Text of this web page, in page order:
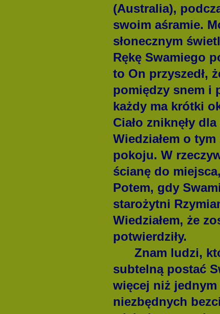
(Australia),
swoim aśramie.
słonecznym
Rękę Swamiego
to On przyszedł,
pomiędzy snem i
każdy ma krótki
Ciało zniknęły
Wiedziałem o
pokoju. W
ścianę do
Potem, gdy
starożytni
Wiedziałem, że
potwierdziły.
Znam ludzi,
subtelną postać
więcej niż jednym
niezbędnych